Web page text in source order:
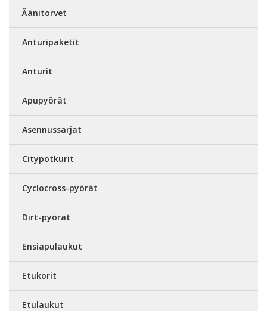
Äänitorvet
Anturipaketit
Anturit
Apupyörät
Asennussarjat
Citypotkurit
Cyclocross-pyörät
Dirt-pyörät
Ensiapulaukut
Etukorit
Etulaukut